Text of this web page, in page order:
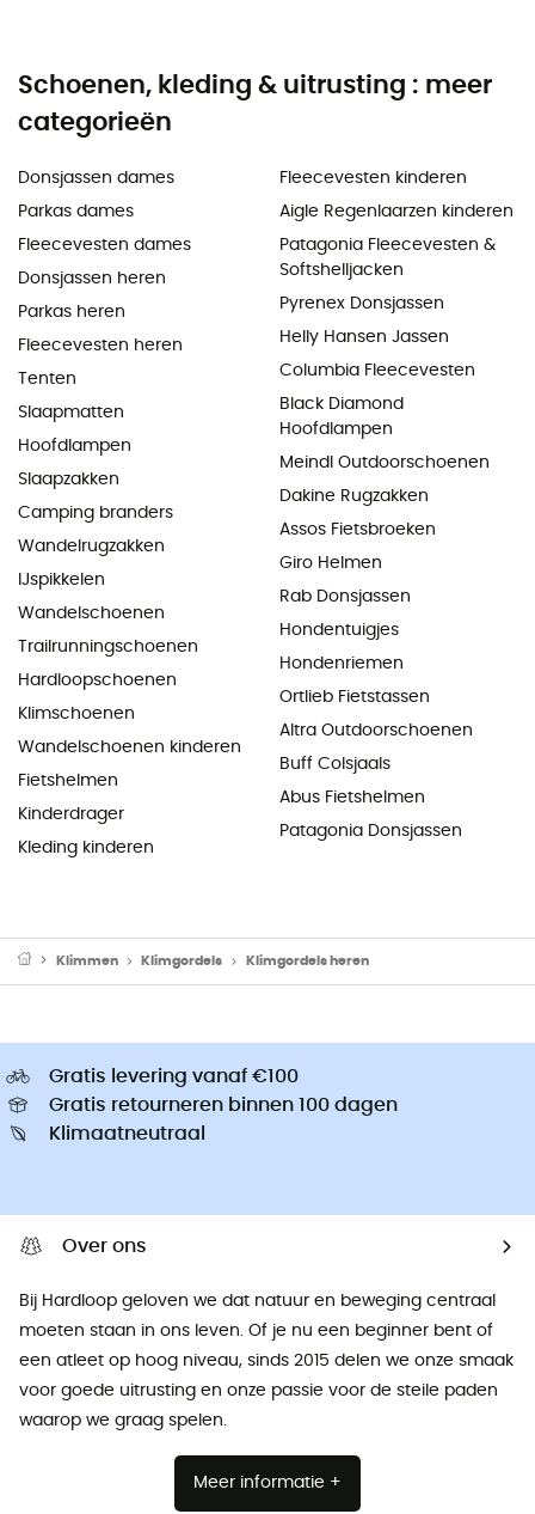
Schoenen, kleding & uitrusting : meer
categorieën
Donsjassen dames
Parkas dames
Fleecevesten dames
Donsjassen heren
Parkas heren
Fleecevesten heren
Tenten
Slaapmatten
Hoofdlampen
Slaapzakken
Camping branders
Wandelrugzakken
IJspikkelen
Wandelschoenen
Trailrunningschoenen
Hardloopschoenen
Klimschoenen
Wandelschoenen kinderen
Fietshelmen
Kinderdrager
Kleding kinderen
Fleecevesten kinderen
Aigle Regenlaarzen kinderen
Patagonia Fleecevesten &
Softshelljacken
Pyrenex Donsjassen
Helly Hansen Jassen
Columbia Fleecevesten
Black Diamond
Hoofdlampen
Meindl Outdoorschoenen
Dakine Rugzakken
Assos Fietsbroeken
Giro Helmen
Rab Donsjassen
Hondentuigjes
Hondenriemen
Ortlieb Fietstassen
Altra Outdoorschoenen
Buff Colsjaals
Abus Fietshelmen
Patagonia Donsjassen
Klimmen Klimgordels Klimgordels heren
Gratis levering vanaf €100
Gratis retourneren binnen 100 dagen
Klimaatneutraal
Over ons
Bij Hardloop geloven we dat natuur en beweging centraal
moeten staan ​​in ons leven. Of je nu een beginner bent of
een atleet op hoog niveau, sinds 2015 delen we onze smaak
voor goede uitrusting en onze passie voor de steile paden
waarop we graag spelen.
Meer informatie +